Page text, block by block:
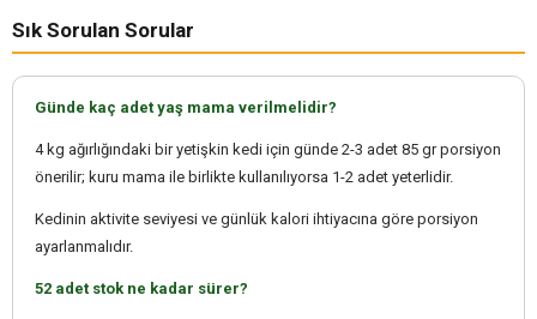
Sık Sorulan Sorular
Günde kaç adet yaş mama verilmelidir?
4 kg ağırlığındaki bir yetişkin kedi için günde 2-3 adet 85 gr porsiyon
önerilir; kuru mama ile birlikte kullanılıyorsa 1-2 adet yeterlidir.
Kedinin aktivite seviyesi ve günlük kalori ihtiyacına göre porsiyon
ayarlanmalıdır.
52 adet stok ne kadar sürer?